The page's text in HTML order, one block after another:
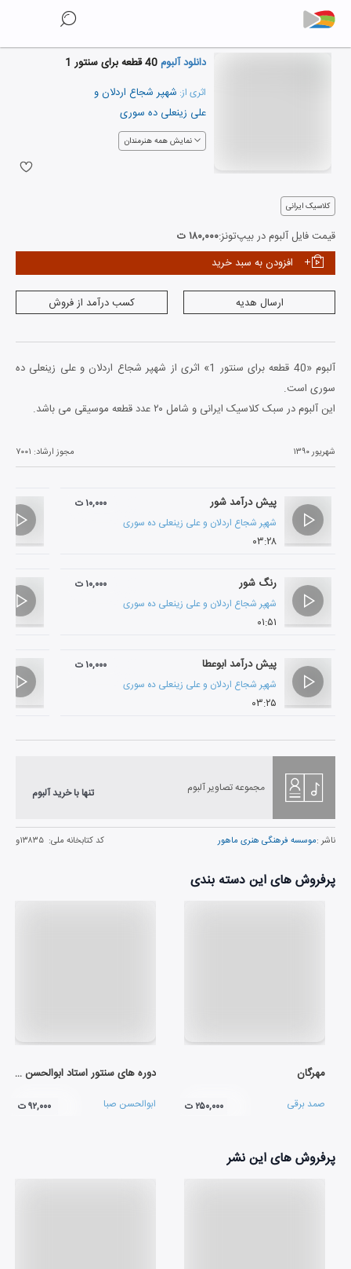
دانلود آلبوم40 قطعه برای سنتور 1
اثری از: شهپر شجاع اردلانو
علی زینعلی ده سوری
نمایش همه هنرمندان
کلاسیک ایرانی
قیمت فایل آلبوم در بیپ‌تونز:۱۸۰,۰۰۰ ت
افزودن به سبد خرید
ارسال هدیه کسب درآمد از فروش
آلبوم «40 قطعه برای سنتور 1» اثری از شهپر شجاع اردلان و علی زینعلی ده
سوری است.
این آلبوم در سبک کلاسیک ایرانی و شامل ۲۰ عدد قطعه موسیقی می باشد.
شهریور ۱۳۹۰ مجوز ارشاد: ۷۰۰۱
پیش درآمد شور
شهپر شجاع اردلان و علی زینعلی ده سوری
۰۳:۲۸
۱۰,۰۰۰ ت
رنگ شور
شهپر شجاع اردلان و علی زینعلی ده سوری
۰۱:۵۱
۱۰,۰۰۰ ت
پیش درآمد ابوعطا
شهپر شجاع اردلان و علی زینعلی ده سوری
۰۳:۲۵
۱۰,۰۰۰ ت
مجموعه تصاویر آلبوم تنها با خرید آلبوم
ناشر :موسسه فرهنگی هنری ماهور کد کتابخانه ملی: ۱۳۸۳۵و
پرفروش های این دسته بندی
مهرگان
صمد برقی ۲۵۰,۰۰۰ ت
دوره های سنتور استاد ابوالحسن صبا (لوح اول)
ابوالحسن صبا ۹۲,۰۰۰ ت
پرفروش های این نشر